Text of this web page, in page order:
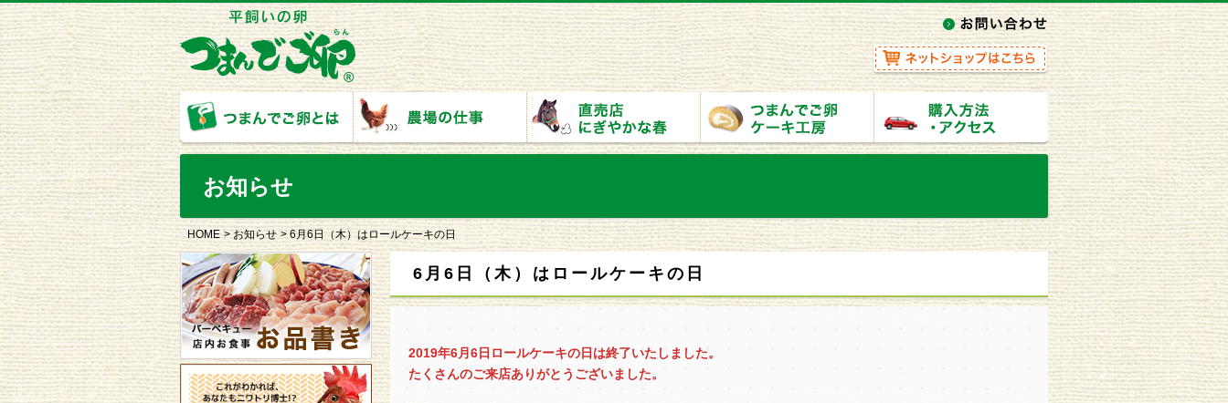
お知らせ
HOME お知らせ 6月6日（木）はロールケーキの日
6月6日（木）はロールケーキの日
2019年6月6日ロールケーキの日は終了いたしました。
たくさんのご来店ありがとうございました。